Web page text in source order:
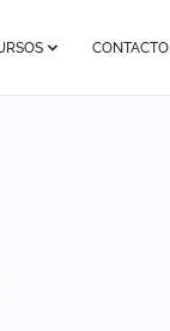
CONTACTO